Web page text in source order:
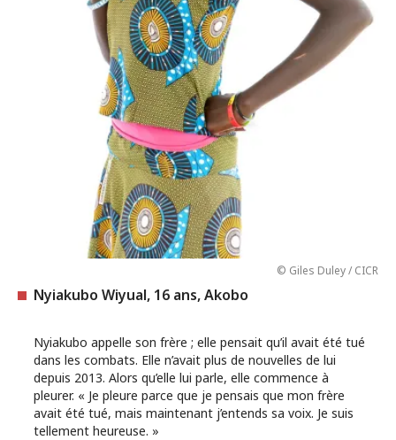
© Giles Duley / CICR
Nyiakubo Wiyual, 16 ans, Akobo
Nyiakubo appelle son frère ; elle pensait qu’il avait été tué
dans les combats. Elle n’avait plus de nouvelles de lui
depuis 2013. Alors qu’elle lui parle, elle commence à
pleurer. « Je pleure parce que je pensais que mon frère
avait été tué, mais maintenant j’entends sa voix. Je suis
tellement heureuse. »